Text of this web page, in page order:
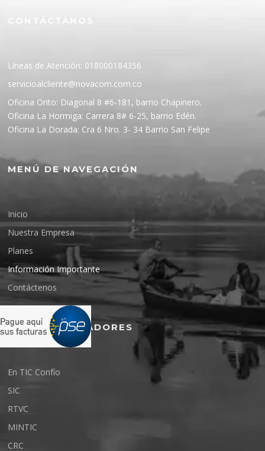
Líneas de Atención: 018000184356
servicioalcliente@novacom.com.co
Oficina Orito: Diagonal 8 #6-181, barrio Chapinero.
Oficina La Hormiga: Carrera 8# 6-25, barrio Edén.
Oficina La Dorada: Cra 6 Nro. 3- 34 Barrio San Felipe
MENÚ DE NAVEGACIÓN
Inicio
Nuestra Empresa
Planes
Información Importante
Contáctenos
ENTES REGULADORES
En TIC Confío
SIC
RTVC
MINTIC
CRC